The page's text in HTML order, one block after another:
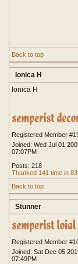
Back to top
Ionica H
Ionica H
Registered Member
Joined: Wed Jul 01
07:07PM
Posts: 218
Thanked 141 time in
Back to top
Stunner
Registered Member
Joined: Sat Dec 05
07:49PM